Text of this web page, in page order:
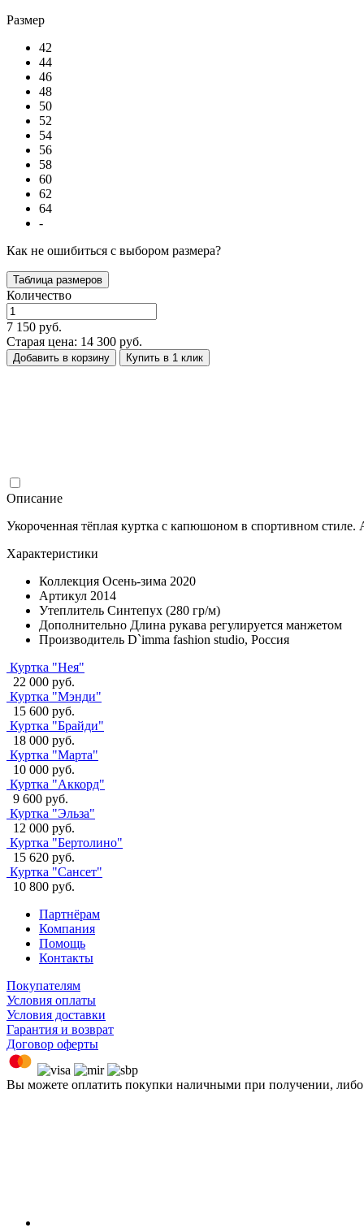
Размер
42
44
46
48
50
52
54
56
58
60
62
64
-
Как не ошибиться с выбором размера?
Таблица размеров
Количество
7 150 руб.
Старая цена: 14 300 руб.
Добавить в корзину Купить в 1 клик
Описание
Укороченная тёплая куртка с капюшоном в спортивном
Характеристики
Коллекция Осень-зима 2020
Артикул 2014
Утеплитель Синтепух (280 гр/м)
Дополнительно Длина рукава регулируется манжетом
Производитель D`imma fashion studio, Россия
Куртка "Нея"
22 000 руб.
Куртка "Мэнди"
15 600 руб.
Куртка "Брайди"
18 000 руб.
Куртка "Марта"
10 000 руб.
Куртка "Аккорд"
9 600 руб.
Куртка "Эльза"
12 000 руб.
Куртка "Бертолино"
15 620 руб.
Куртка "Сансет"
10 800 руб.
Партнёрам
Компания
Помощь
Контакты
Покупателям
Условия оплаты
Условия доставки
Гарантия и возврат
Договор оферты
Вы можете оплатить покупки наличными при получении,